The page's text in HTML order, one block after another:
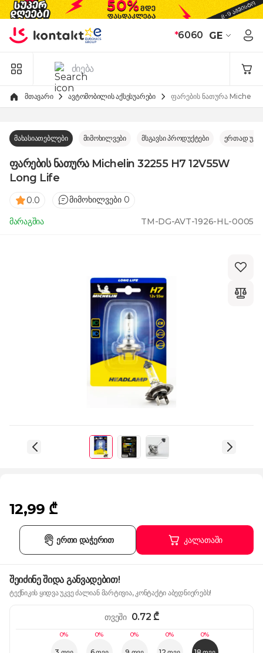
Skip to Content
*6060 GE
მთავარი ავტომობილის აქსესუარები ფარების ნათურა Michelin
მახასიათებლები მიმოხილვები მსგავსი პროდუქტები ერთად
ფარების ნათურა Michelin 32255 H7 12V55W
Long Life
0.0 მიმოხილვები 0
მარაგშია TM-DG-AVT-1926-HL-0005
12,99 ₾
კალათაში
ერთი დაჭერით
შეიძინე შიდა განვადებით!
ტექნიკის ყიდვა უკვე ძალიან მარტივია, კონტაქტი აბედნიერებს!
0% 0% 0% 0% 0%
თვეში 0.72₾